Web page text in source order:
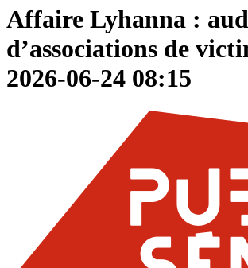
Affaire Lyhanna :
d’associations de
2026-06-24 08:15